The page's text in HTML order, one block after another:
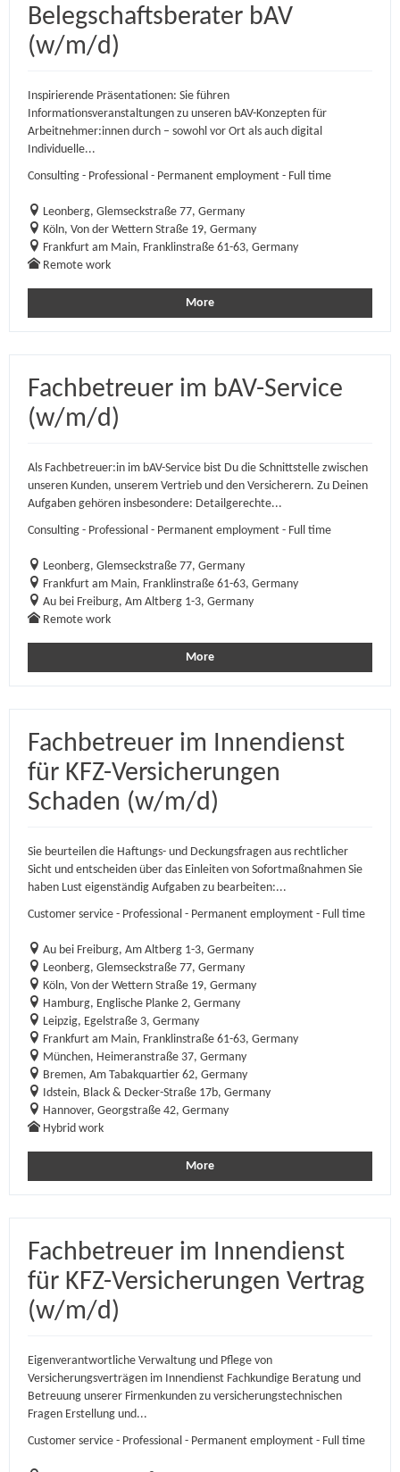
Belegschaftsberater bAV
(w/m/d)
Inspirierende Präsentationen: Sie führen
Informationsveranstaltungen zu unseren bAV-Konzepten für
Arbeitnehmer:innen durch – sowohl vor Ort als auch digital
Individuelle...
Consulting - Professional - Permanent employment - Full time
Leonberg, Glemseckstraße 77, Germany
Köln, Von der Wettern Straße 19, Germany
Frankfurt am Main, Franklinstraße 61-63, Germany
Remote work
More
Fachbetreuer im bAV-Service
(w/m/d)
Als Fachbetreuer:in im bAV-Service bist Du die Schnittstelle zwischen
unseren Kunden, unserem Vertrieb und den Versicherern. Zu Deinen
Aufgaben gehören insbesondere: Detailgerechte...
Consulting - Professional - Permanent employment - Full time
Leonberg, Glemseckstraße 77, Germany
Frankfurt am Main, Franklinstraße 61-63, Germany
Au bei Freiburg, Am Altberg 1-3, Germany
Remote work
More
Fachbetreuer im Innendienst
für KFZ-Versicherungen
Schaden (w/m/d)
Sie beurteilen die Haftungs- und Deckungsfragen aus rechtlicher
Sicht und entscheiden über das Einleiten von Sofortmaßnahmen Sie
haben Lust eigenständig Aufgaben zu bearbeiten:...
Customer service - Professional - Permanent employment - Full time
Au bei Freiburg, Am Altberg 1-3, Germany
Leonberg, Glemseckstraße 77, Germany
Köln, Von der Wettern Straße 19, Germany
Hamburg, Englische Planke 2, Germany
Leipzig, Egelstraße 3, Germany
Frankfurt am Main, Franklinstraße 61-63, Germany
München, Heimeranstraße 37, Germany
Bremen, Am Tabakquartier 62, Germany
Idstein, Black & Decker-Straße 17b, Germany
Hannover, Georgstraße 42, Germany
Hybrid work
More
Fachbetreuer im Innendienst
für KFZ-Versicherungen Vertrag
(w/m/d)
Eigenverantwortliche Verwaltung und Pflege von
Versicherungsverträgen im Innendienst Fachkundige Beratung und
Betreuung unserer Firmenkunden zu versicherungstechnischen
Fragen Erstellung und...
Customer service - Professional - Permanent employment - Full time